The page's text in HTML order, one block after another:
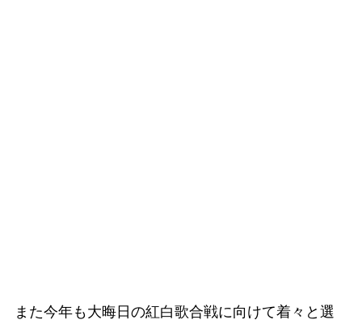
また今年も大晦日の紅白歌合戦に向けて着々と選